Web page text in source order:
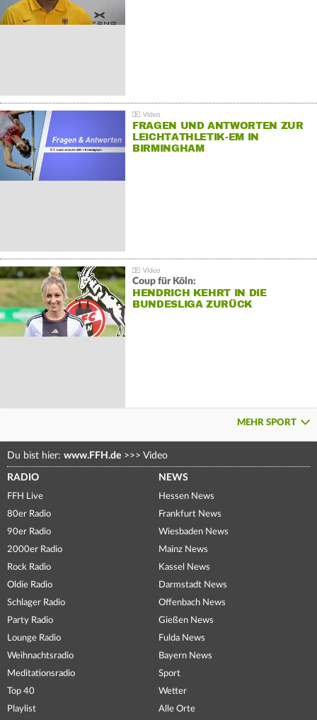
FRAGEN UND ANTWORTEN ZUR
LEICHTATHLETIK-EM IN
BIRMINGHAM
Coup für Köln:
HENDRICH KEHRT IN DIE
BUNDESLIGA ZURÜCK
MEHR SPORT
Du bist hier: www.FFH.de >>> Video
RADIO
FFH Live
80er Radio
90er Radio
2000er Radio
Rock Radio
Oldie Radio
Schlager Radio
Party Radio
Lounge Radio
Weihnachtsradio
Meditationsradio
Top 40
Playlist
NEWS
Hessen News
Frankfurt News
Wiesbaden News
Mainz News
Kassel News
Darmstadt News
Offenbach News
Gießen News
Fulda News
Bayern News
Sport
Wetter
Alle Orte